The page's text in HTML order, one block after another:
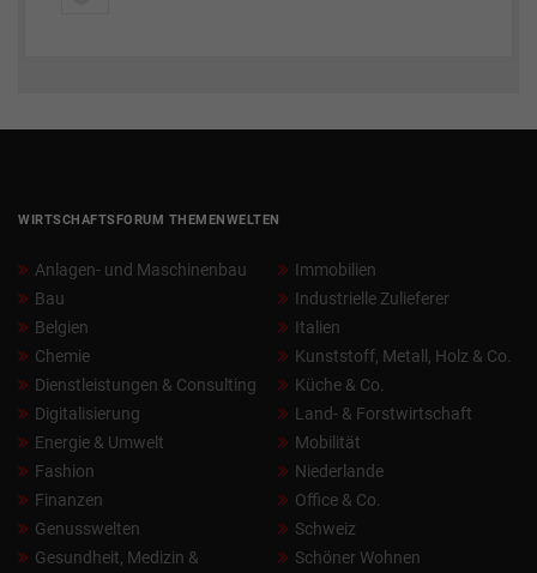
WIRTSCHAFTSFORUM THEMENWELTEN
Anlagen- und Maschinenbau
Bau
Belgien
Chemie
Dienstleistungen & Consulting
Digitalisierung
Energie & Umwelt
Fashion
Finanzen
Genusswelten
Gesundheit, Medizin &
Immobilien
Industrielle Zulieferer
Italien
Kunststoff, Metall, Holz & Co.
Küche & Co.
Land- & Forstwirtschaft
Mobilität
Niederlande
Office & Co.
Schweiz
Schöner Wohnen